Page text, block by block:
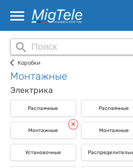
Коробки
Монтажные
Электрика
Распаячные Распаячные
Монтажные Монтажные
Установочные